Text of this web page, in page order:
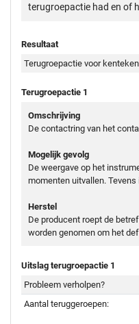
terugroepactie had en of
Resultaat
Terugroepactie voor
Terugroepactie 1
Omschrijving
De contactring van het
Mogelijk gevolg
De weergave op het
momenten uitvallen. Tevens
Herstel
De producent roept de
worden genomen om het
Uitslag terugroepactie 1
Probleem verholpen?
Aantal teruggeroepen: